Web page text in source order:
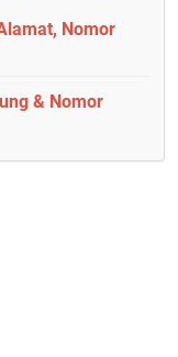
Nomor
& Nomor